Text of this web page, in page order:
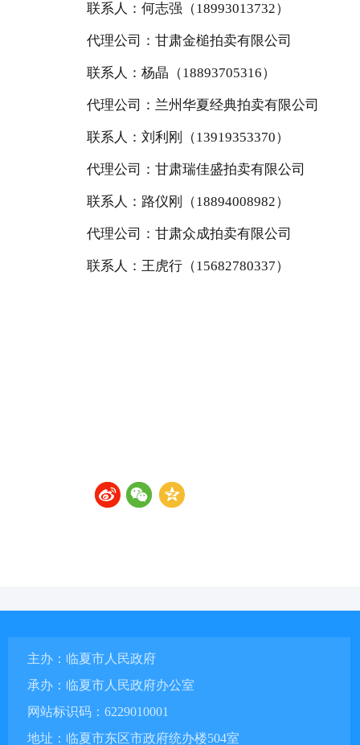
联系人：何志强（18993013732）
代理公司： 甘肃金槌拍卖有限公司
联系人： 杨晶 （18893705316）
代理公司：兰州华夏经典拍卖有限公司
联系人：刘利刚 （13919353370）
代理公司：甘肃瑞佳盛拍卖有限公司
联系人： 路仪刚 （18894008982）
代理公司：甘肃众成拍卖有限公司
联系人：王虎行 （15682780337）
主办：临夏市人民政府
承办：临夏市人民政府办公室
网站标识码：6229010001
地址：临夏市东区市政府统办楼504室